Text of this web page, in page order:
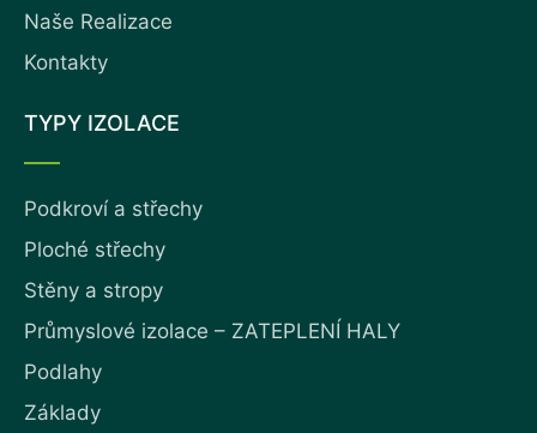
Naše Realizace
Kontakty
TYPY IZOLACE
Podkroví a střechy
Ploché střechy
Stěny a stropy
Průmyslové izolace – ZATEPLENÍ HALY
Podlahy
Základy